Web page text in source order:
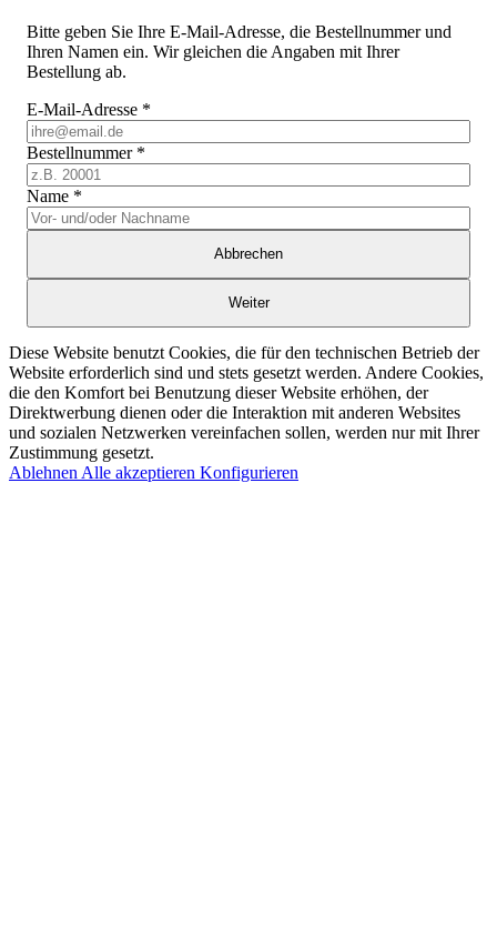
Bitte geben Sie Ihre E-Mail-Adresse, die Bestellnummer und
Ihren Namen ein. Wir gleichen die Angaben mit Ihrer
Bestellung ab.
E-Mail-Adresse *
Bestellnummer *
Name *
Abbrechen
Weiter
Diese Website benutzt Cookies, die für den technischen Betrieb der
Website erforderlich sind und stets gesetzt werden. Andere Cookies,
die den Komfort bei Benutzung dieser Website erhöhen, der
Direktwerbung dienen oder die Interaktion mit anderen Websites
und sozialen Netzwerken vereinfachen sollen, werden nur mit Ihrer
Zustimmung gesetzt.
Ablehnen Alle akzeptieren Konfigurieren